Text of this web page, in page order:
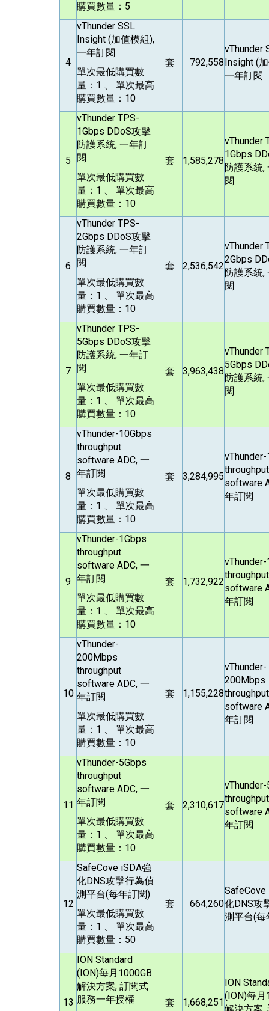
購買數量：5
4
vThunder SSL
Insight (加值模組),
一年訂閱
單次最低購買數
量：1 、 單次最高
購買數量：10
套 792,558
vThunder
Insight (
一年訂閱
5
vThunder TPS-
1Gbps DDoS攻擊
防護系統, 一年訂
閱
單次最低購買數
量：1 、 單次最高
購買數量：10
套 1,585,278
vThunder
1Gbps
防護系統,
閱
6
vThunder TPS-
2Gbps DDoS攻擊
防護系統, 一年訂
閱
單次最低購買數
量：1 、 單次最高
購買數量：10
套 2,536,542
vThunder
2Gbps
防護系統,
閱
7
vThunder TPS-
5Gbps DDoS攻擊
防護系統, 一年訂
閱
單次最低購買數
量：1 、 單次最高
購買數量：10
套 3,963,438
vThunder
5Gbps
防護系統,
閱
8
vThunder-10Gbps
throughput
software ADC, 一
年訂閱
單次最低購買數
量：1 、 單次最高
購買數量：10
套 3,284,995
throughput
software
年訂閱
9
vThunder-1Gbps
throughput
software ADC, 一
年訂閱
單次最低購買數
量：1 、 單次最高
購買數量：10
套 1,732,922
throughput
software
年訂閱
10
vThunder-
200Mbps
throughput
software ADC, 一
年訂閱
單次最低購買數
量：1 、 單次最高
購買數量：10
套 1,155,228
vThunder-
200Mbps
throughput
software
年訂閱
11
vThunder-5Gbps
throughput
software ADC, 一
年訂閱
單次最低購買數
量：1 、 單次最高
購買數量：10
套 2,310,617
throughput
software
年訂閱
12
SafeCove iSDA強
化DNS攻擊行為偵
測平台(每年訂閱)
單次最低購買數
量：1 、 單次最高
購買數量：50
套 664,260
SafeCove
化DNS攻
測平台(每
13
ION Standard
(ION)每月1000GB
解決方案, 訂閱式
服務一年授權
套 1,668,251
ION
(ION)每月